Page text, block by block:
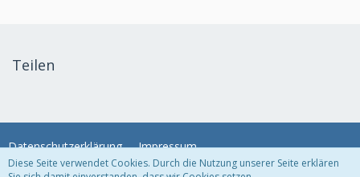
Teilen
Datenschutzerklärung Impressum
Diese Seite verwendet Cookies. Durch die Nutzung unserer Seite erklären